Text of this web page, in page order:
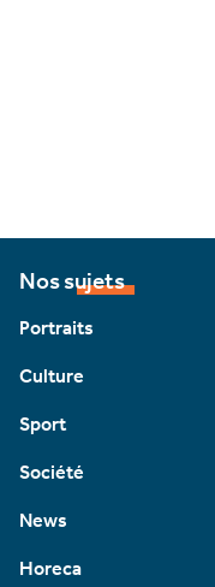
Nos sujets
Portraits
Culture
Sport
Société
News
Horeca